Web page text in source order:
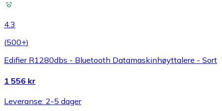
4.3
(500+)
Edifier R1280dbs - Bluetooth Datamaskinhøyttalere - Sort
1 556 kr
Leveranse: 2-5 dager